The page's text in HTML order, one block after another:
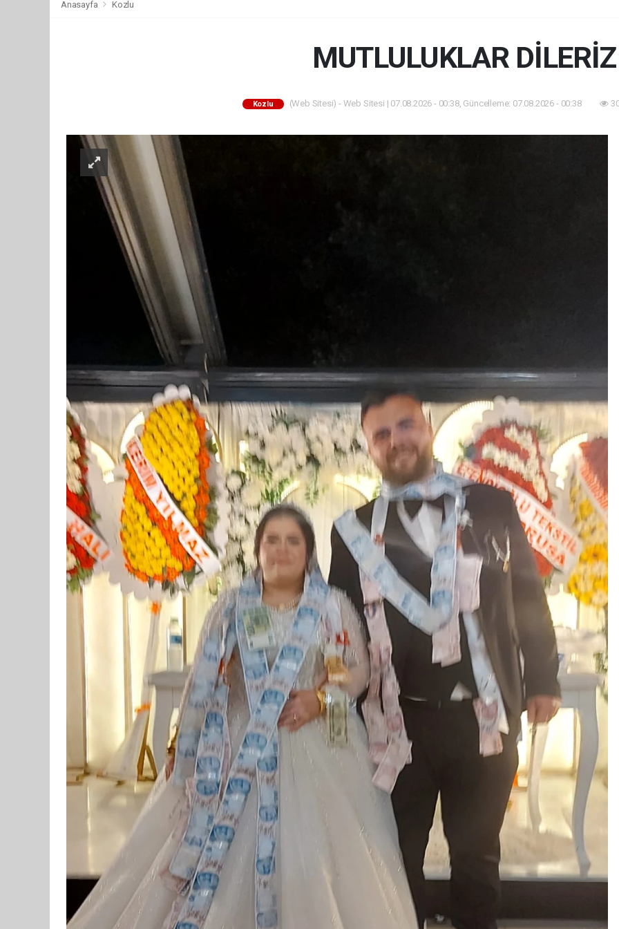
Anasayfa Kozlu
MUTLULUKLAR DİLERİZ
Kozlu (Web Sitesi) - Web Sitesi | 07.08.2026 - 00:38, Güncelleme: 07.08.2026 - 00:38